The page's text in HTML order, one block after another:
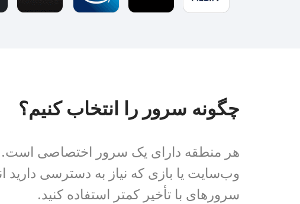
چگونه سرور را انتخاب کنیم؟
هر منطقه دارای یک سرور اختصاصی است.
وب‌سایت یا بازی که نیاز به دسترسی دارید
سرورهای با تأخیر کمتر استفاده کنید.